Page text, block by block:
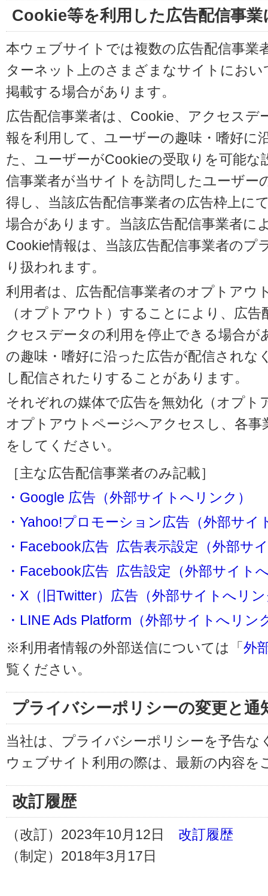
Cookie等を利用した広告配信事
本ウェブサイトでは複数の広告配信事業
ターネット上のさまざまなサイトにお
掲載する場合があります。
広告配信事業者は、Cookie、アクセスデ
報を利用して、ユーザーの趣味・嗜好に
た、ユーザーがCookieの受取りを可能
信事業者が当サイトを訪問したユーザー
得し、当該広告配信事業者の広告枠上に
場合があります。当該広告配信事業者に
Cookie情報は、当該広告配信事業者のプ
り扱われます。
利用者は、広告配信事業者のオプトアウ
（オプトアウト）することにより、広
クセスデータの利用を停止できる場合が
の趣味・嗜好に沿った広告が配信されな
し配信されたりすることがあります。
それぞれの媒体で広告を無効化（オプト
オプトアウトページへアクセスし、各
をしてください。
［主な広告配信事業者のみ記載］
・Google 広告（外部サイトへリンク）
・Yahoo!プロモーション広告（外部サイ
・Facebook広告 広告表示設定（外部サ
・Facebook広告 広告設定（外部サイト
・X（旧Twitter）広告（外部サイトへリ
・LINE Ads Platform（外部サイトへリン
※利用者情報の外部送信については「外
覧ください。
プライバシーポリシーの変更と通
当社は、プライバシーポリシーを予告
ウェブサイト利用の際は、最新の内容を
改訂履歴
（改訂）2023年10月12日 改訂履歴
（制定）2018年3月17日